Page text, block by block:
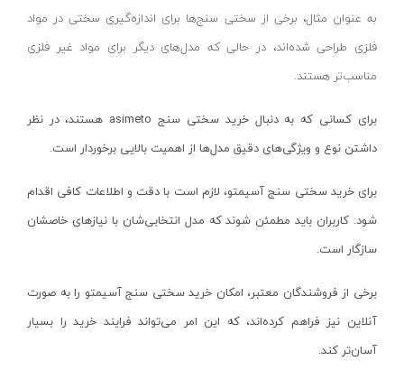
ذره بین
کیت زیر کاری
مماس یاب
پایه ضخامت سنج
گیج مخروطی
نشانگر دیجیتال
لوکس‌متر و نورسنج
دریل گیربکسی
دریل سرکج
دریل نمونه برداری
گلدن گیت- GOLDEN GATE
اکستروم-axtrom
آپکس-APPEX
تیوان-TIVAN
دینا-DINA
پارس شعاع توس-pars shua tus
راکفورت-ROCKFORT
اینکو- INGCO
الیومک-oleo mac
به عنوان مثال، برخی از سختی سنج‌ها برای اندازه‌گیری سختی در مواد
فلزی طراحی شده‌اند، در حالی که مدل‌های دیگر برای مواد غیر فلزی
مناسب‌تر هستند.
برای کسانی که به دنبال خرید سختی سنج asimeto هستند، در نظر
داشتن نوع و ویژگی‌های دقیق مدل‌ها از اهمیت بالایی برخوردار است.
برای خرید سختی سنج آسیمتو، لازم است با دقت و اطلاعات کافی اقدام
شود. کاربران باید مطمئن شوند که مدل انتخابی‌شان با نیازهای خاصشان
سازگار است.
برخی از فروشندگان معتبر، امکان خرید سختی سنج آسیمتو را به صورت
آنلاین نیز فراهم کرده‌اند، که این امر می‌تواند فرایند خرید را بسیار
آسان‌تر کند.